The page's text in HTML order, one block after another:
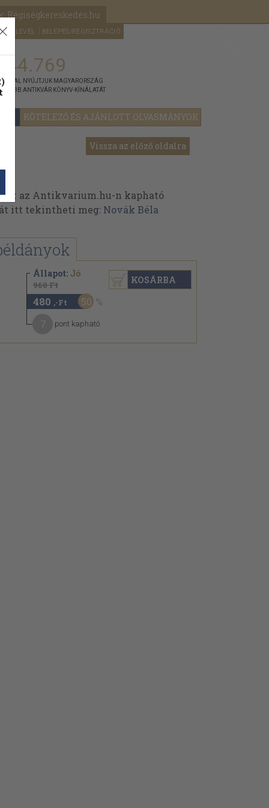
Régiségkereskedés.hu
HÍRLEVÉL BELÉPÉS/REGISZTRÁCIÓ
KÖTELEZŐ ÉS AJÁNLOTT OLVASMÁNYOK
NYÚJTJUK MAGYARORSZÁG
ANTIKVÁR KÖNYV-KÍNÁLATÁT
Vissza az előző oldalra
az Antikvarium.hu-n kapható
itt tekintheti meg: Novák Béla
Állapot: Jó
960 Ft
480 ,-Ft 50
pont kapható
KOSÁRBA